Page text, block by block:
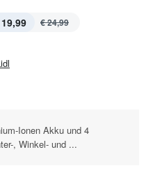
€ 24,99
Ionen Akku und 4
, Winkel- und ...